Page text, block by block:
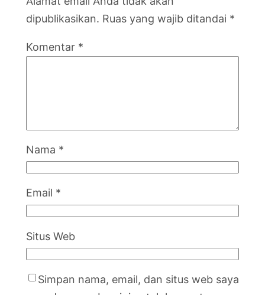
dipublikasikan. Ruas yang wajib ditandai *
Komentar *
Nama *
Email *
Situs Web
Simpan nama, email, dan situs web saya